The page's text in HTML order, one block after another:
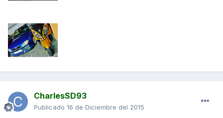
CharlesSD93
Publicado 16 de Diciembre del 2015